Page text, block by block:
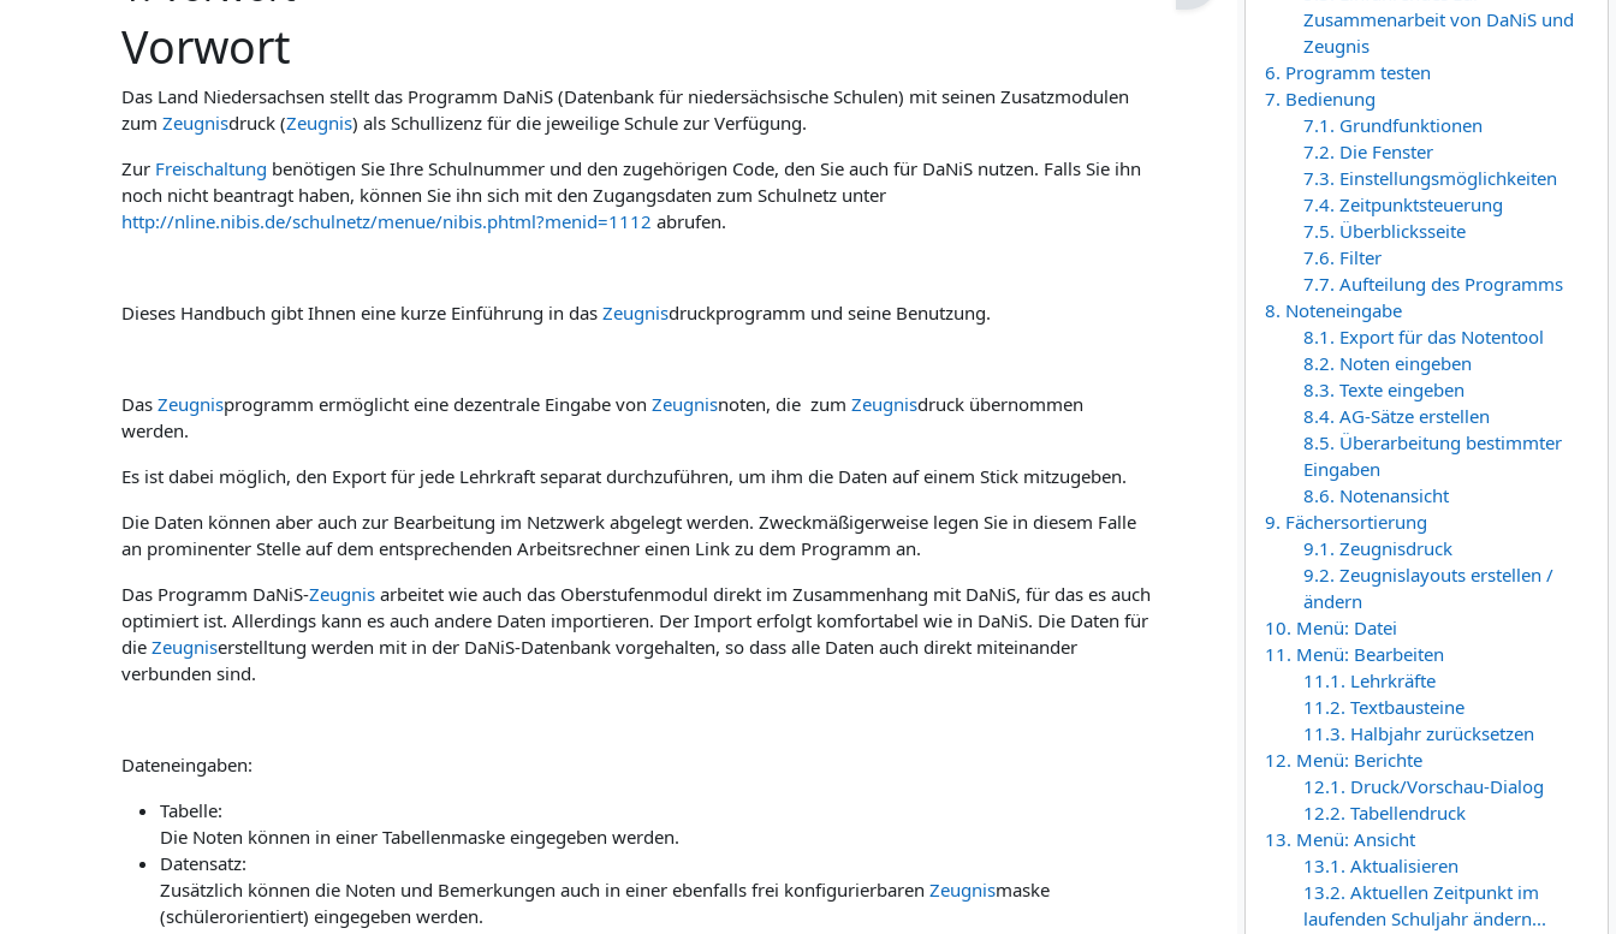
Zusammenarbeit von DaNiS und
Zeugnis
6. Programm testen
7. Bedienung
7.1. Grundfunktionen
7.2. Die Fenster
7.3. Einstellungsmöglichkeiten
7.4. Zeitpunktsteuerung
7.5. Überblicksseite
7.6. Filter
7.7. Aufteilung des Programms
8. Noteneingabe
8.1. Export für das Notentool
8.2. Noten eingeben
8.3. Texte eingeben
8.4. AG-Sätze erstellen
8.5. Überarbeitung bestimmter
Eingaben
8.6. Notenansicht
9. Fächersortierung
9.1. Zeugnisdruck
9.2. Zeugnislayouts erstellen /
ändern
10. Menü: Datei
11. Menü: Bearbeiten
11.1. Lehrkräfte
11.2. Textbausteine
11.3. Halbjahr zurücksetzen
12. Menü: Berichte
12.1. Druck/Vorschau-Dialog
12.2. Tabellendruck
13. Menü: Ansicht
13.1. Aktualisieren
13.2. Aktuellen Zeitpunkt im
laufenden Schuljahr ändern...
Vorwort
Das Land Niedersachsen stellt das Programm DaNiS (Datenbank für niedersächsische Schulen) mit seinen Zusatzmodulen
zum Zeugnisdruck (Zeugnis) als Schullizenz für die jeweilige Schule zur Verfügung.
Zur Freischaltung benötigen Sie Ihre Schulnummer und den zugehörigen Code, den Sie auch für DaNiS nutzen. Falls Sie ihn
noch nicht beantragt haben, können Sie ihn sich mit den Zugangsdaten zum Schulnetz unter
http://nline.nibis.de/schulnetz/menue/nibis.phtml?menid=1112 abrufen.
Dieses Handbuch gibt Ihnen eine kurze Einführung in das Zeugnisdruckprogramm und seine Benutzung.
Das Zeugnisprogramm ermöglicht eine dezentrale Eingabe von Zeugnisnoten, die zum Zeugnisdruck übernommen
werden.
Es ist dabei möglich, den Export für jede Lehrkraft separat durchzuführen, um ihm die Daten auf einem Stick mitzugeben.
Die Daten können aber auch zur Bearbeitung im Netzwerk abgelegt werden. Zweckmäßigerweise legen Sie in diesem Falle
an prominenter Stelle auf dem entsprechenden Arbeitsrechner einen Link zu dem Programm an.
Das Programm DaNiS-Zeugnis arbeitet wie auch das Oberstufenmodul direkt im Zusammenhang mit DaNiS, für das es auch
optimiert ist. Allerdings kann es auch andere Daten importieren. Der Import erfolgt komfortabel wie in DaNiS. Die Daten für
die Zeugniserstelltung werden mit in der DaNiS-Datenbank vorgehalten, so dass alle Daten auch direkt miteinander
verbunden sind.
Dateneingaben:
Tabelle:
Die Noten können in einer Tabellenmaske eingegeben werden.
Datensatz:
Zusätzlich können die Noten und Bemerkungen auch in einer ebenfalls frei konfigurierbaren Zeugnismaske
(schülerorientiert) eingegeben werden.